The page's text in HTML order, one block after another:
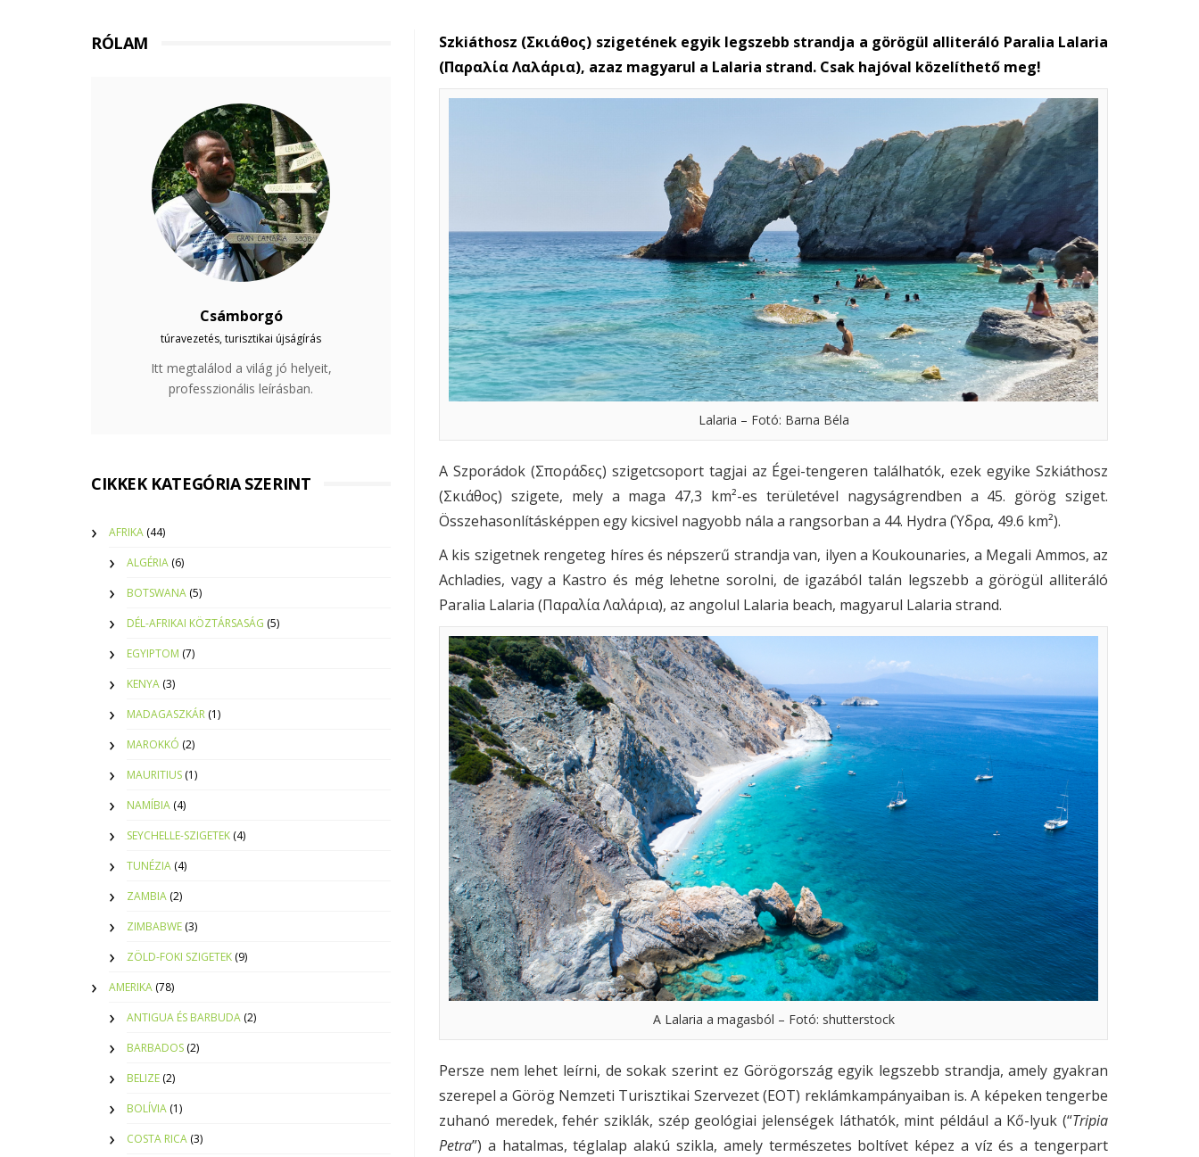
Szkiáthosz (Σκιάθος) szigetének egyik legszebb strandja a görögül alliteráló Paralia Lalaria
(Παραλία Λαλάρια), azaz magyarul a Lalaria strand. Csak hajóval közelíthető meg!
Lalaria – Fotó: Barna Béla
A Szporádok (Σποράδες) szigetcsoport tagjai az Égei-tengeren találhatók, ezek egyike Szkiáthosz
(Σκιάθος) szigete, mely a maga 47,3 km²-es területével nagyságrendben a 45. görög sziget.
Összehasonlításképpen egy kicsivel nagyobb nála a rangsorban a 44. Hydra (Ύδρα, 49.6 km²).
A kis szigetnek rengeteg híres és népszerű strandja van, ilyen a Koukounaries, a Megali Ammos, az
Achladies, vagy a Kastro és még lehetne sorolni, de igazából talán legszebb a görögül alliteráló
Paralia Lalaria (Παραλία Λαλάρια), az angolul Lalaria beach, magyarul Lalaria strand.
A Lalaria a magasból – Fotó: shutterstock
Persze nem lehet leírni, de sokak szerint ez Görögország egyik legszebb strandja, amely gyakran
szerepel a Görög Nemzeti Turisztikai Szervezet (EOT) reklámkampányaiban is. A képeken tengerbe
zuhanó meredek, fehér sziklák, szép geológiai jelenségek láthatók, mint például a Kő-lyuk (“Tripia
Petra”) a hatalmas, téglalap alakú szikla, amely természetes boltívet képez a víz és a tengerpart
RÓLAM
Csámborgó
túravezetés, turisztikai újságírás
Itt megtalálod a világ jó helyeit,
professzionális leírásban.
CIKKEK KATEGÓRIA SZERINT
AFRIKA (44)
ALGÉRIA (6)
BOTSWANA (5)
DÉL-AFRIKAI KÖZTÁRSASÁG (5)
EGYIPTOM (7)
KENYA (3)
MADAGASZKÁR (1)
MAROKKÓ (2)
MAURITIUS (1)
NAMÍBIA (4)
SEYCHELLE-SZIGETEK (4)
TUNÉZIA (4)
ZAMBIA (2)
ZIMBABWE (3)
ZÖLD-FOKI SZIGETEK (9)
AMERIKA (78)
ANTIGUA ÉS BARBUDA (2)
BARBADOS (2)
BELIZE (2)
BOLÍVIA (1)
COSTA RICA (3)